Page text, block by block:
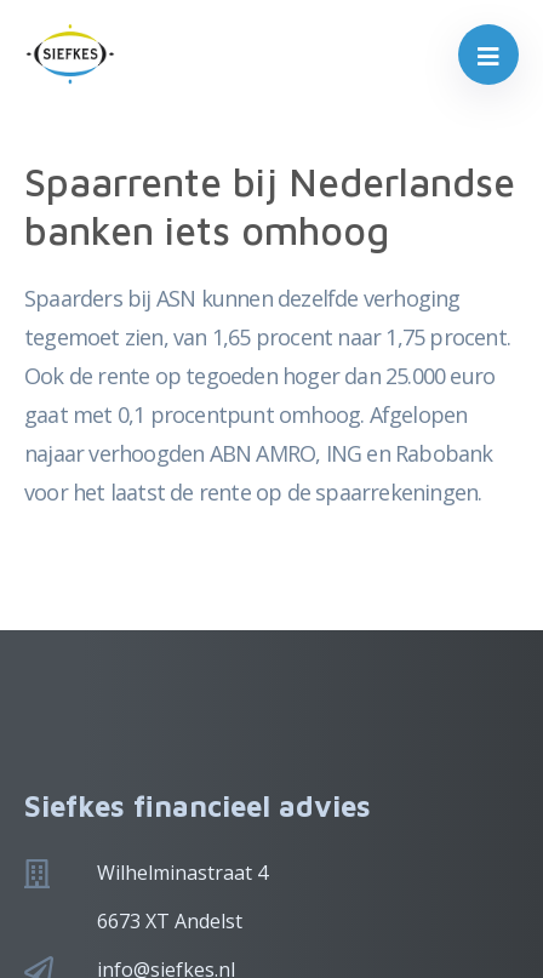
Spaarrente bij Nederlandse
banken iets omhoog
Spaarders bij ASN kunnen dezelfde verhoging
tegemoet zien, van 1,65 procent naar 1,75 procent.
Ook de rente op tegoeden hoger dan 25.000 euro
gaat met 0,1 procentpunt omhoog. Afgelopen
najaar verhoogden ABN AMRO, ING en Rabobank
voor het laatst de rente op de spaarrekeningen.
Siefkes financieel advies
Wilhelminastraat 4
6673 XT Andelst
info@siefkes.nl